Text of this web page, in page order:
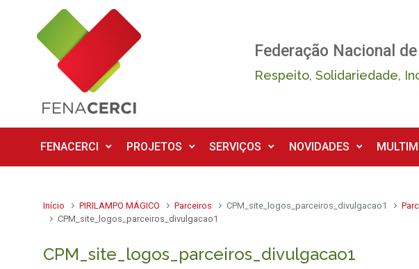
Skip to main content
Federação Nacional
Respeito, Solidariedade,
FENACERCI PROJETOS SERVIÇOS NOVIDADES
Início PIRILAMPO MÁGICO Parceiros CPM_site_logos_parceiros_divulgacao1
CPM_site_logos_parceiros_divulgacao1
CPM_site_logos_parceiros_divulgacao1